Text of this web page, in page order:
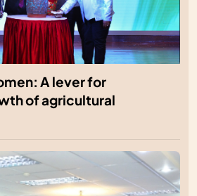
A lever for
of agricultural